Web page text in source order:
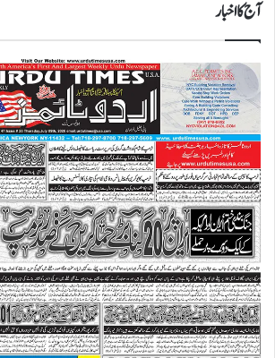
آج کا اخبار